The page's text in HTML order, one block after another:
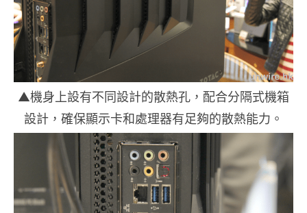
▲機身上設有不同設計的散熱孔，配合分隔式機箱
設計，確保顯示卡和處理器有足夠的散熱能力。